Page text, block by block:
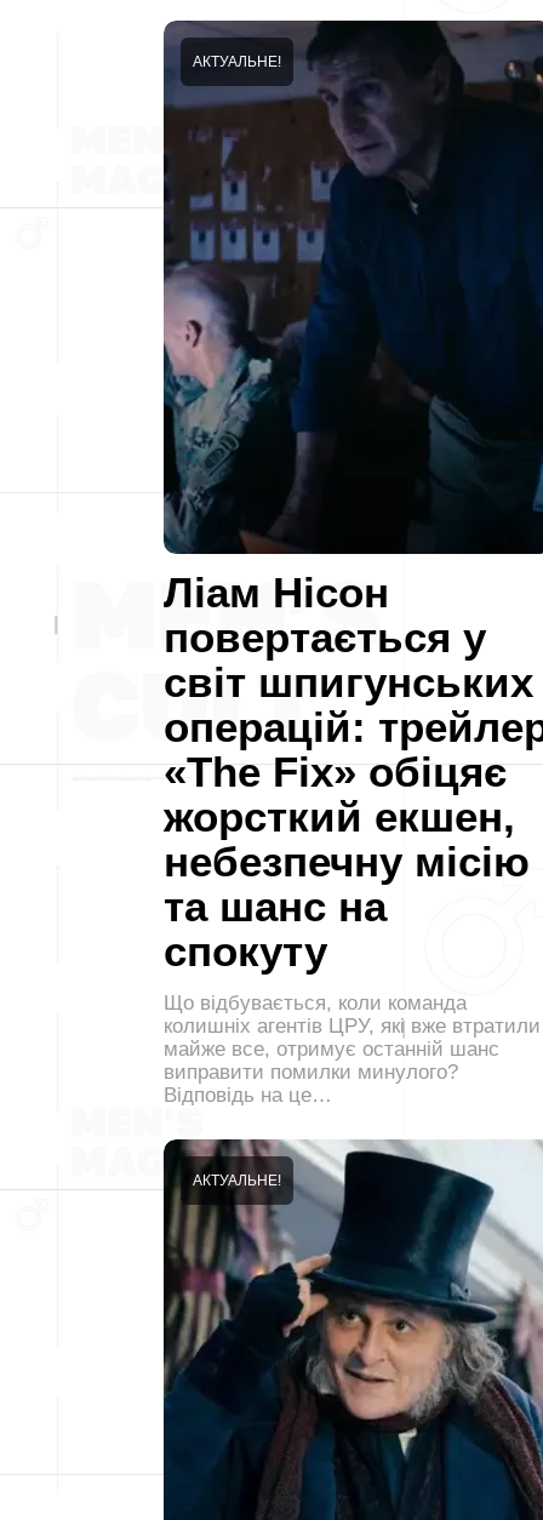
Ліам Нісон
повертається у
світ шпигунських
операцій:
«The Fix» обіцяє
жорсткий екшен,
небезпечну місію
та шанс на
спокуту
АКТУАЛЬНЕ!
Що відбувається, коли команда
колишніх агентів ЦРУ, які вже втратили
майже все, отримує останній шанс
виправити помилки минулого?
Відповідь на це…
АКТУАЛЬНЕ!